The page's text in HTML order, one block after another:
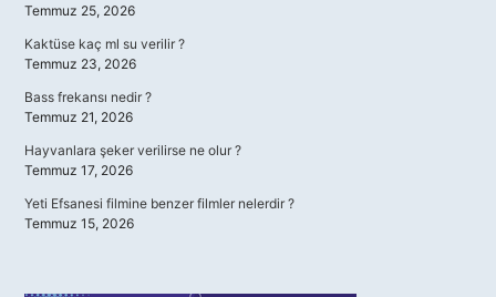
Temmuz 25, 2026
Kaktüse kaç ml su verilir ?
Temmuz 23, 2026
Bass frekansı nedir ?
Temmuz 21, 2026
Hayvanlara şeker verilirse ne olur ?
Temmuz 17, 2026
Yeti Efsanesi filmine benzer filmler nelerdir ?
Temmuz 15, 2026